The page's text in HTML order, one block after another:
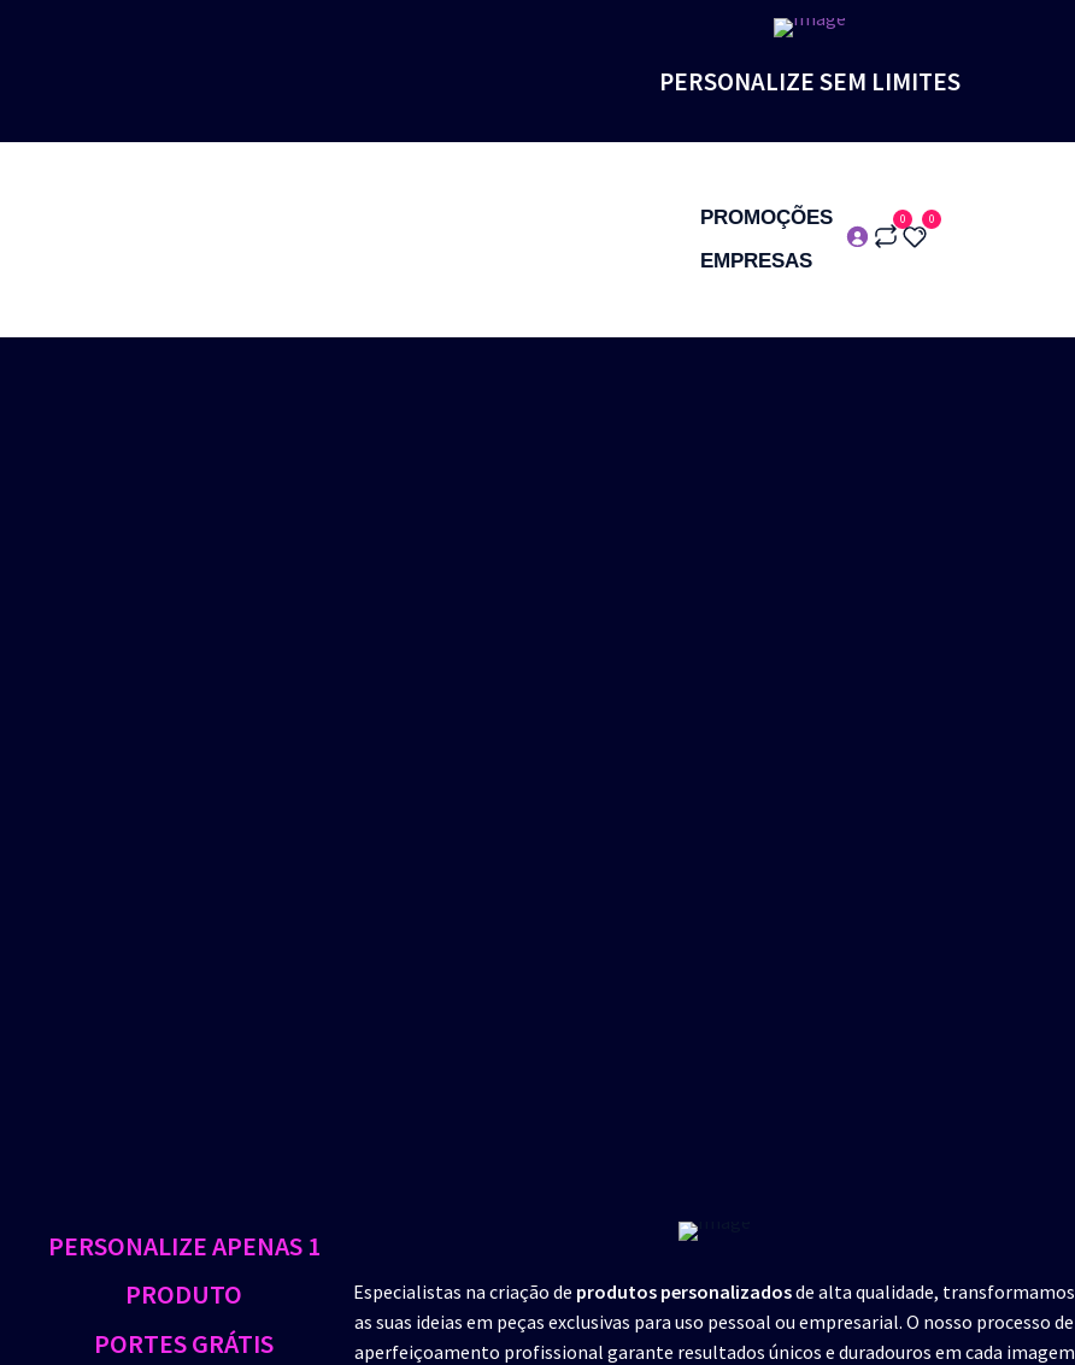
PERSONALIZE SEM LIMITES
PROMOÇÕES
EMPRESAS
0 0
PERSONALIZE APENAS 1
PRODUTO
PORTES GRÁTIS
Especialistas na criação de produtos personalizadosde alta qualidade, transformamos
as suas ideias em peças exclusivas para uso pessoal ou empresarial. O nosso processo de
aperfeiçoamento profissional garante resultados únicos e duradouros em cada imagem